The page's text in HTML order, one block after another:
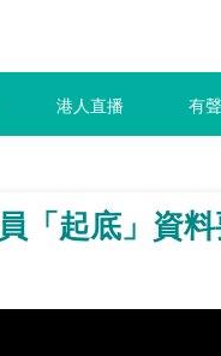
港人直播 有
「起底」資